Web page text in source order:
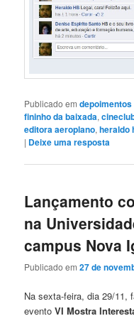
Publicado em depoimentos
fininho da baixada,
editora aeroplano,heraldo
| Deixe uma resposta
Lançamento
na
campus Nova
Publicado em27 de
Na sexta-feira, dia 29/11,
eventoVI Mostra